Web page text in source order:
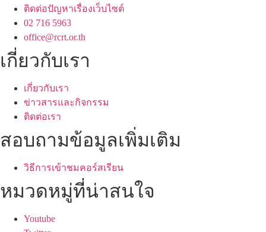
ติดต่อปัญหาเรื่องเว็บไซต์
02 716 5963
office@rcrt.or.th
เกี่ยวกับเรา
เกี่ยวกับเรา
ข่าวสารและกิจกรรม
ติดต่อเรา
สอบถามข้อมูลเพิ่มเติม
วิธีการเข้าชมคอร์สเรียน
หมวดหมู่ที่น่าสนใจ
Youtube